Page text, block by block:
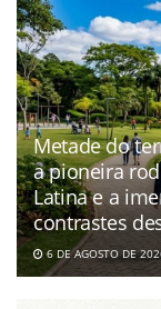
Metade do
a pioneira
Latina e a
contrastes
6 DE AGOSTO DE